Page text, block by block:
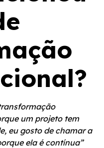
um projeto tem
eu gosto de chamar a
ela é contínua”